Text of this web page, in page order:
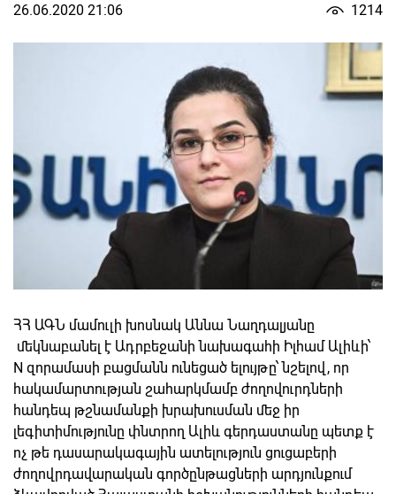
26.06.2020 21:06 1214
ՀՀ ԱԳՆ մամուլի խոսնակ Աննա Նաղդալյանը
մեկնաբանել է Ադրբեջանի նախագահի Իլհամ Ալիևի՝
N զորամասի բացմանն ունեցած ելույթը՝ նշելով, որ
հակամարտության շահարկմամբ ժողովուրդների
հանդեպ թշնամանքի խրախուսման մեջ իր
լեգիտիմությունը փնտրող Ալիև գերդաստանը պետք է
ոչ թե դասարակագային ատելություն ցուցաբերի
ժողովրդավարական գործընթացների արդյունքում